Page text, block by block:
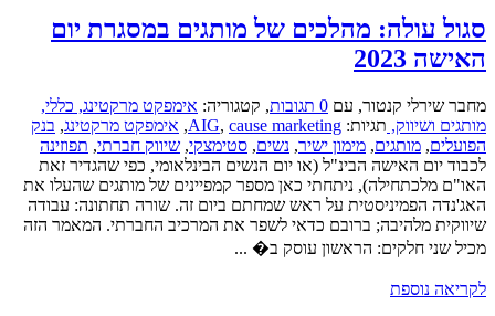
סגול עולה: מהלכים של מותגים במסגרת יום
האישה 2023
מחבר שירלי קנטור, עם 0 תגובות , קטגוריה: אימפקט מרקטינג, כללי,
מותגים ושיווק, תגיות: AIG, cause marketing
, אימפקט מרקטינג, בנק
הפועלים, מותגים, מימון ישיר, נשים, סטימצקי, שיווק חברתי, תפוזינה
לכבוד יום האישה הבינ"ל (או יום הנשים הבינלאומי, כפי שהגדיר זאת
האו"ם מלכתחילה), ניתחתי כאן מספר קמפיינים של מותגים שהעלו את
האג'נדה הפמיניסטית על ראש שמחתם ביום זה. שורה תחתונה: עבודה
שיווקית מלהיבה; ברובם כדאי לשפר את המרכיב החברתי. המאמר הזה
מכיל שני חלקים: הראשון עוסק ב� ...
לקריאה נוספת